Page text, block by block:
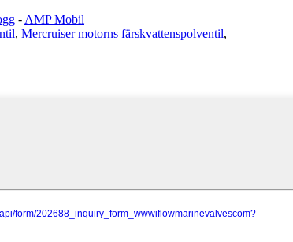
- AMP Mobil
, Mercruiser motorns färskvattenspolventil,